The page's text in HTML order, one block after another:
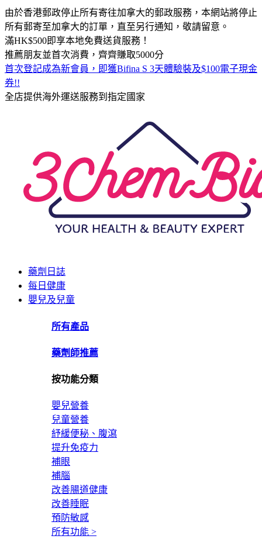
由於香港郵政停止所有寄往加拿大的郵政服務，本網站將停止
所有郵寄至加拿大的訂單，直至另行通知，敬請留意。
滿HK$500即享本地免費送貨服務！
推薦朋友並首次消費，齊齊賺取5000分
首次登記成為新會員，即獲Bifina S 3天體驗裝及$100電子現金
券!!
全店提供海外運送服務到指定國家
藥劑日誌
每日健康
嬰兒及兒童
所有產品
藥劑師推薦
按功能分類
嬰兒營養
兒童營養
紓緩便秘、腹瀉
提升免疫力
補眼
補腦
改善腸道健康
改善睡眠
預防敏感
所有功能 >